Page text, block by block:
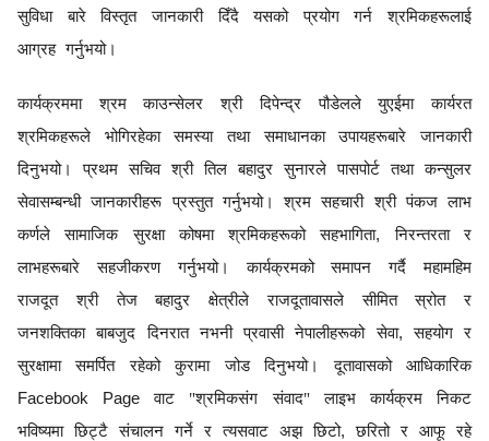
सुविधा बारे विस्तृत जानकारी दिँदै यसको प्रयोग गर्न श्रमिकहरूलाई
आग्रह गर्नुभयो।
कार्यक्रममा श्रम काउन्सेलर श्री दिपेन्द्र पौडेलले युएईमा कार्यरत
श्रमिकहरूले भोगिरहेका समस्या तथा समाधानका उपायहरूबारे जानकारी
दिनुभयो। प्रथम सचिव श्री तिल बहादुर सुनारले पासपोर्ट तथा कन्सुलर
सेवासम्बन्धी जानकारीहरू प्रस्तुत गर्नुभयो। श्रम सहचारी श्री पंकज लाभ
कर्णले सामाजिक सुरक्षा कोषमा श्रमिकहरूको सहभागिता,निरन्तरता र
लाभहरूबारे सहजीकरण गर्नुभयो। कार्यक्रमको समापन गर्दै महामहिम
राजदूत श्री तेज बहादुर क्षेत्रीले राजदूतावासले सीमित स्रोत र
जनशक्तिका बाबजुद दिनरात नभनी प्रवासी नेपालीहरूको सेवा,सहयोग र
सुरक्षामा समर्पित रहेको कुरामा जोड दिनुभयो। दूतावासको आधिकारिक
Facebook Pageवाट "श्रमिकसंग संवाद" लाइभ कार्यक्रम निकट
भविष्यमा छिट्टै संचालन गर्ने र त्यसवाट अझ छिटो,छरितो र आफू रहे